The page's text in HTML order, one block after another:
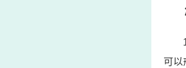
可以